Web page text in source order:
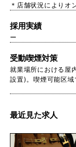
＊店舗状況によりオ
採用実績
ー
受動喫煙対策
就業場所における屋
設置)。喫煙可能区域
最近見た求人